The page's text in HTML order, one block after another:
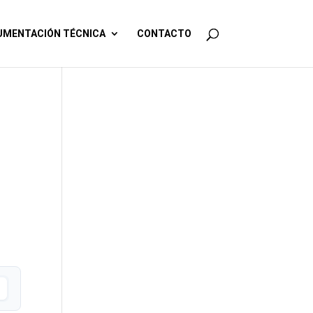
TÉCNICA CONTACTO